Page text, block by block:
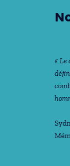
« Le